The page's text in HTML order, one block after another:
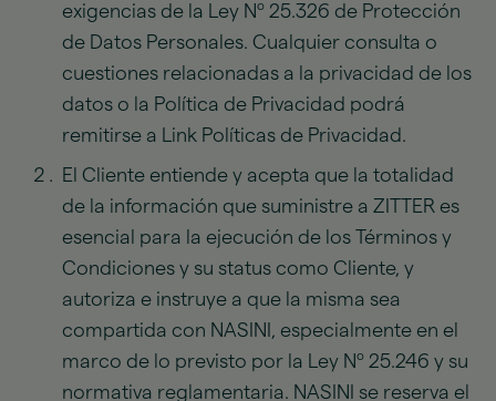
exigencias de la Ley Nº 25.326 de Protección
de Datos Personales. Cualquier consulta o
cuestiones relacionadas a la privacidad de los
datos o la Política de Privacidad podrá
remitirse a Link Políticas de Privacidad.
El Cliente entiende y acepta que la totalidad
de la información que suministre a ZITTER es
esencial para la ejecución de los Términos y
Condiciones y su status como Cliente, y
autoriza e instruye a que la misma sea
compartida con NASINI, especialmente en el
marco de lo previsto por la Ley Nº 25.246 y su
normativa reglamentaria. NASINI se reserva el